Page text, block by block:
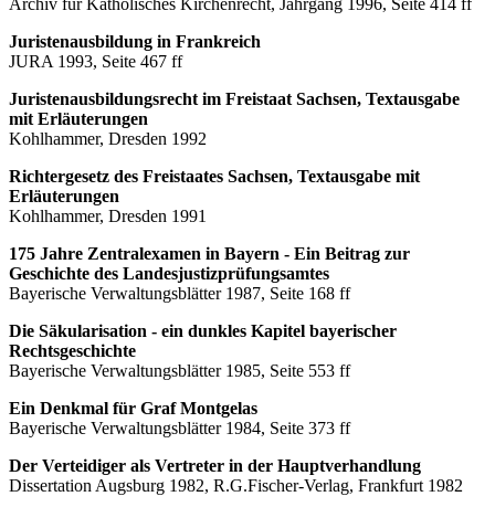
Archiv für Katholisches Kirchenrecht, Jahrgang 1996, Seite 414 ff
Juristenausbildung in Frankreich
JURA 1993, Seite 467 ff
Juristenausbildungsrecht im Freistaat Sachsen, Textausgabe
mit Erläuterungen
Kohlhammer, Dresden 1992
Richtergesetz des Freistaates Sachsen, Textausgabe mit
Erläuterungen
Kohlhammer, Dresden 1991
175 Jahre Zentralexamen in Bayern - Ein Beitrag zur
Geschichte des Landesjustizprüfungsamtes
Bayerische Verwaltungsblätter 1987, Seite 168 ff
Die Säkularisation - ein dunkles Kapitel bayerischer
Rechtsgeschichte
Bayerische Verwaltungsblätter 1985, Seite 553 ff
Ein Denkmal für Graf Montgelas
Bayerische Verwaltungsblätter 1984, Seite 373 ff
Der Verteidiger als Vertreter in der Hauptverhandlung
Dissertation Augsburg 1982, R.G.Fischer-Verlag, Frankfurt 1982